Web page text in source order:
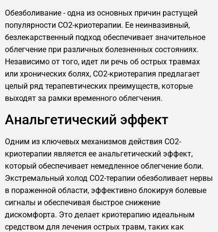
Обезболивание - одна из основных причин растущей
популярности CO2-криотерапии. Ее неинвазивный,
безлекарственный подход обеспечивает значительное
облегчение при различных болезненных состояниях.
Независимо от того, идет ли речь об острых травмах
или хронических болях, CO2-криотерапия предлагает
целый ряд терапевтических преимуществ, которые
выходят за рамки временного облегчения.
Анальгетический эффект
Одним из ключевых механизмов действия CO2-
криотерапии является ее анальгетический эффект,
который обеспечивает немедленное облегчение боли.
Экстремальный холод CO2-терапии обезболивает нервы
в пораженной области, эффективно блокируя болевые
сигналы и обеспечивая быстрое снижение
дискомфорта. Это делает криотерапию идеальным
средством для лечения острых травм, таких как